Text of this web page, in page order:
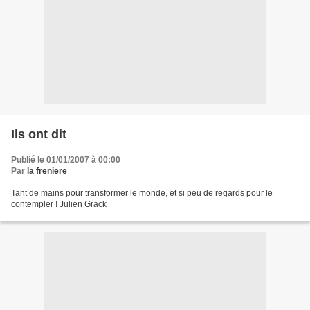
Ils ont dit
Publié le 01/01/2007 à 00:00
Par la freniere
Tant de mains pour transformer le monde, et si peu de regards pour le
contempler ! Julien Grack